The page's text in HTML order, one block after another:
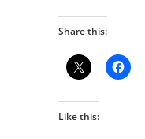
Share this:
Like this: